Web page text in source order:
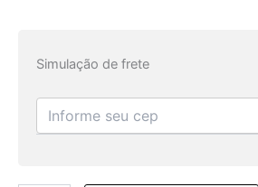
Simulação de frete